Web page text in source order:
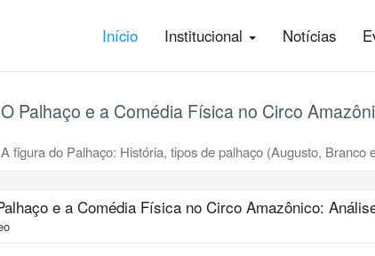
Início Institucional Notícias
O Palhaço e a Comédia Física no Circo
A figura do Palhaço: História, tipos de palhaço (Augusto, Branco
e a Comédia Física no Circo Amazônico: